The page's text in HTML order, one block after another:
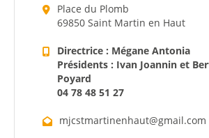
Place du Plomb
69850 Saint Martin en Haut
Directrice : Mégane Antonia
Présidents : Ivan Joannin et
Poyard
04 78 48 51 27
mjcstmartinenhaut@gmail.com
Actualités